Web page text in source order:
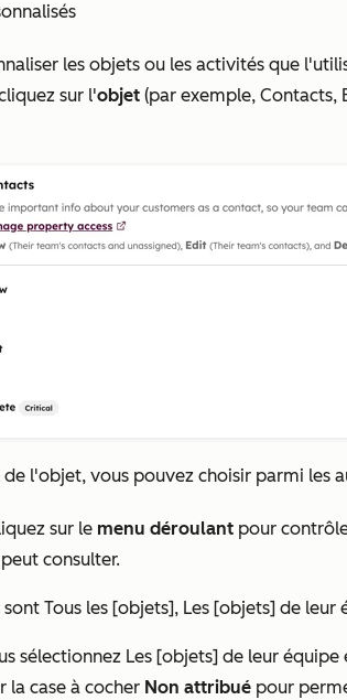
les objets ou les activités que
sur l'objet (par exemple, Contacts,
l'objet, vous pouvez choisir parmi les
sur le menu déroulant pour
consulter.
sont Tous les [objets], Les [objets] de leur
sélectionnez Les [objets] de leur équipe
la case à cocher Non attribué pour